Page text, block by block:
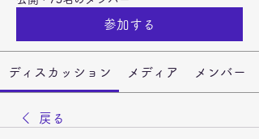
参加する
ディスカッション メディア メンバー
戻る